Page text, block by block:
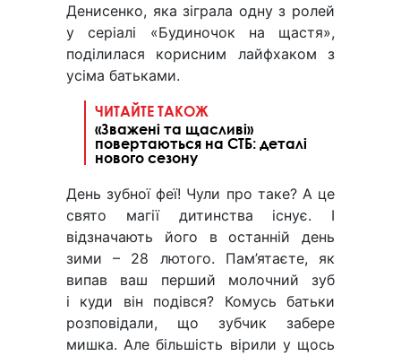
Денисенко, яка зіграла одну з ролей
у серіалі «Будиночок на щастя»,
поділилася корисним лайфхаком з
усіма батьками.
ЧИТАЙТЕ ТАКОЖ
«Зважені та щасливі»
повертаються на СТБ: деталі
нового сезону
День зубної феї! Чули про таке? А це
свято магії дитинства існує. І
відзначають його в останній день
зими – 28 лютого. Пам’ятаєте, як
випав ваш перший молочний зуб
і куди він подівся? Комусь батьки
розповідали, що зубчик забере
мишка. Але більшість вірили у щось